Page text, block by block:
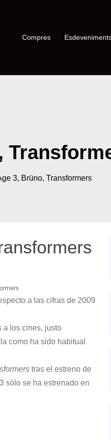
Compres
3, Brüno, Transformers
a las cifras de 2009
a los cines, justo
como ha sido habitual
tras el estreno de
sólo se ha estrenado en